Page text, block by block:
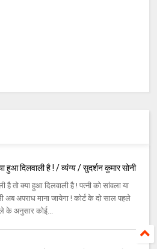
हुआ दिलवाली है ! / व्यंग्य / सुदर्शन कुमार सोनी
है तो क्या हुआ दिलवाली है ! पत्नी को सांवला या
अब अपराध माना जायेगा ! कोर्ट के दो साल पहले
अनुसार कोई...